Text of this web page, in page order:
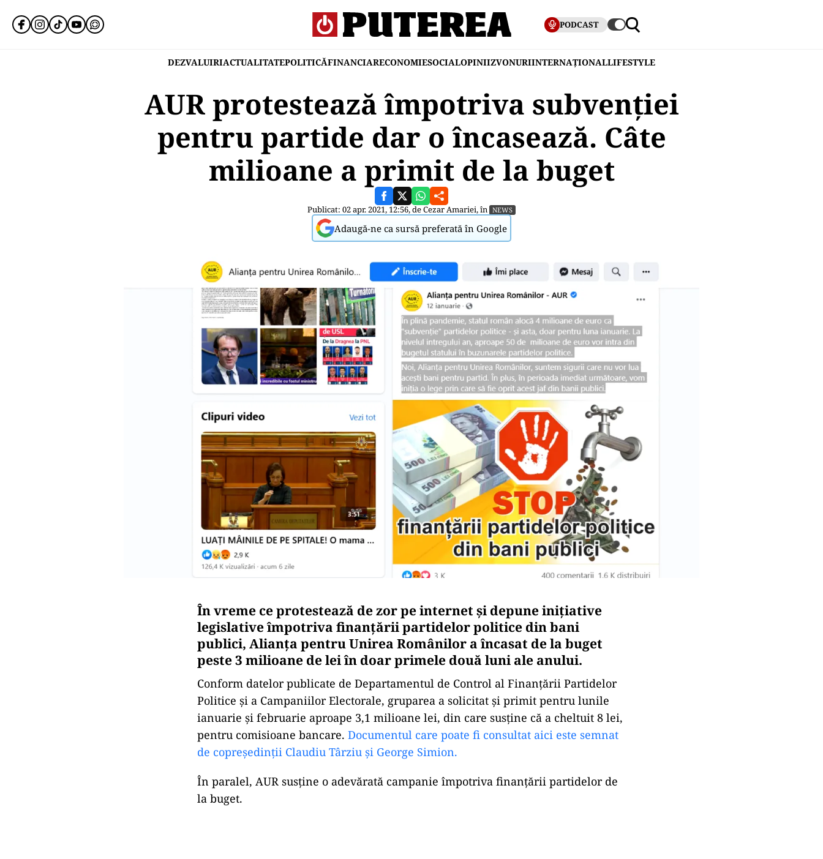
PODCAST
DEZVALUIRIACTUALITATEPOLITICĂFINANCIARECONOMIESOCIALOPINIIZVONURIINTERNAȚIONALLIFESTYLE
AUR protestează împotriva subvenției
pentru partide dar o încasează. Câte
milioane a primit de la buget
Publicat: 02 apr. 2021, 12:56, deCezar Amariei, în NEWS
Adaugă-ne ca sursă preferată în Google
În vreme ce protestează de zor pe internet și depune inițiative
legislative împotriva finanțării partidelor politice din bani
publici, Alianța pentru Unirea Românilor a încasat de la buget
peste 3 milioane de lei în doar primele două luni ale anului.
Conform datelor publicate de Departamentul de Control al Finanțării Partidelor
Politice și a Campaniilor Electorale, gruparea a solicitat și primit pentru lunile
ianuarie și februarie aproape 3,1 milioane lei, din care susține că a cheltuit 8 lei,
pentru comisioane bancare. Documentul care poate fi consultat aici este semnat
de copreședinții Claudiu Târziu și George Simion.
În paralel, AUR susține o adevărată campanie împotriva finanțării partidelor de
la buget.